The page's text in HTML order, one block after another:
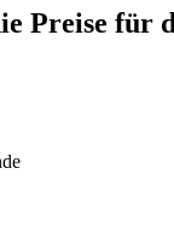
Preise für